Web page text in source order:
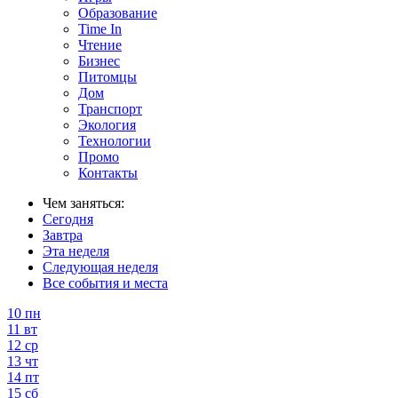
Образование
Time In
Чтение
Бизнес
Питомцы
Дом
Транспорт
Экология
Технологии
Промо
Контакты
Чем заняться:
Сегодня
Завтра
Эта неделя
Следующая неделя
Все события и места
10 пн
11 вт
12 ср
13 чт
14 пт
15 сб